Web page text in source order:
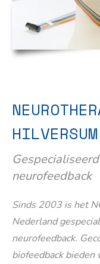
HILVERSUM
neurofeedback
Sinds 2003 is het
Nederland
neurofeedback.
biofeedback bieden